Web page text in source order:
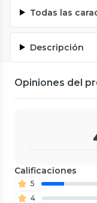
Todas las
Descripción
Opiniones del
Calificaciones
5
4